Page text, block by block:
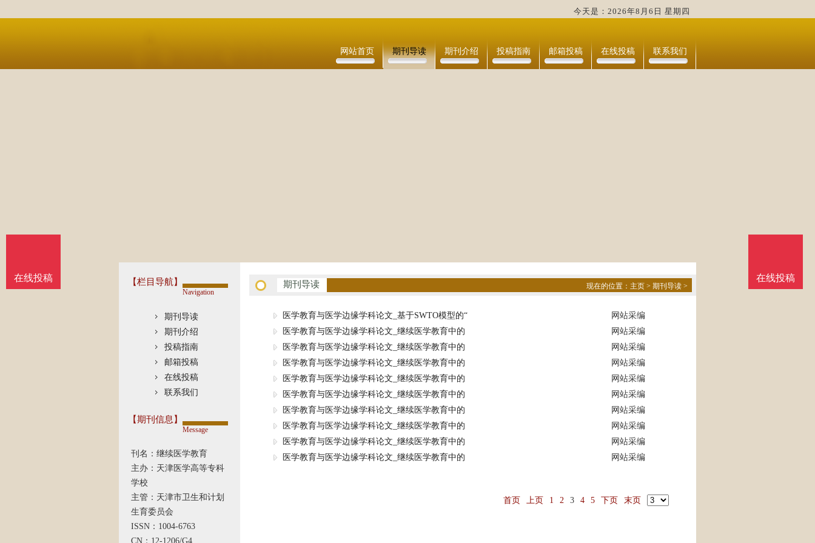
今天是：2026年8月6日 星期四
网站首页 期刊导读 期刊介绍 投稿指南 邮箱投稿 在线投稿 联系我们
【栏目导航】
Navigation
期刊导读
期刊介绍
投稿指南
邮箱投稿
在线投稿
联系我们
【期刊信息】
Message
刊名：继续医学教育
主办：天津医学高等专科
学校
主管：天津市卫生和计划
生育委员会
ISSN：1004-6763
CN：12-1206/G4
期刊导读 现在的位置： 主页 > 期刊导读 >
医学教育与医学边缘学科论文_基于SWTO模型的“
网站采编
医学教育与医学边缘学科论文_继续医学教育中的
网站采编
医学教育与医学边缘学科论文_继续医学教育中的
网站采编
医学教育与医学边缘学科论文_继续医学教育中的
网站采编
医学教育与医学边缘学科论文_继续医学教育中的
网站采编
医学教育与医学边缘学科论文_继续医学教育中的
网站采编
医学教育与医学边缘学科论文_继续医学教育中的
网站采编
医学教育与医学边缘学科论文_继续医学教育中的
网站采编
医学教育与医学边缘学科论文_继续医学教育中的
网站采编
医学教育与医学边缘学科论文_继续医学教育中的
网站采编
首页 上页 1 2 3 4 5 下页 末页
在线投稿
在线投稿